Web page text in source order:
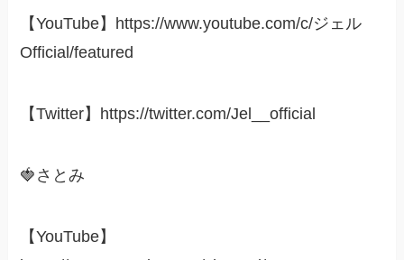
【YouTube】https://www.youtube.com/c/ジェル
Official/featured
【Twitter】https://twitter.com/Jel__official
🍓さとみ
【YouTube】